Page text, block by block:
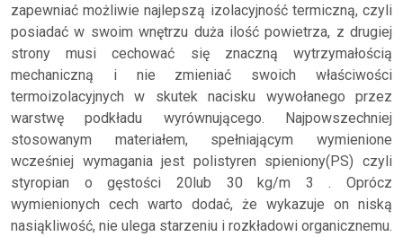
zapewniać możliwie najlepszą izolacyjność termiczną, czyli
posiadać w swoim wnętrzu duża ilość powietrza, z drugiej
strony musi cechować się znaczną wytrzymałością
mechaniczną i nie zmieniać swoich właściwości
termoizolacyjnych w skutek nacisku wywołanego przez
warstwę podkładu wyrównującego. Najpowszechniej
stosowanym materiałem, spełniającym wymienione
wcześniej wymagania jest polistyren spieniony(PS) czyli
styropian o gęstości 20lub 30 kg/m 3 . Oprócz
wymienionych cech warto dodać, że wykazuje on niską
nasiąkliwość, nie ulega starzeniu i rozkładowi organicznemu.